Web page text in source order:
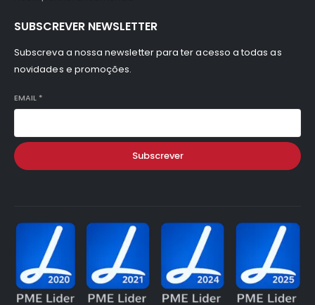
SUBSCREVER NEWSLETTER
Subscreva a nossa newsletter para ter acesso a todas as
novidades e promoções.
EMAIL *
Subscrever